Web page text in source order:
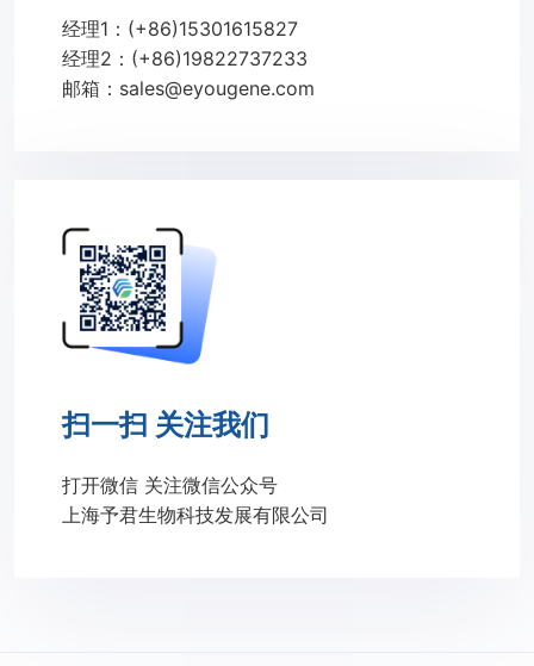
经理1：(+86)15301615827
经理2：(+86)19822737233
邮箱：sales@eyougene.com
扫一扫 关注我们
打开微信 关注微信公众号
上海予君生物科技发展有限公司